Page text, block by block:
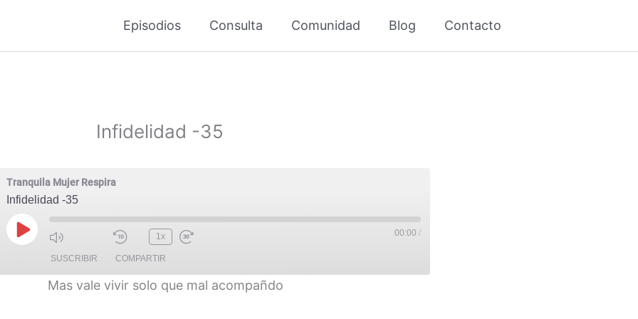
Episodios Consulta Comunidad Blog Contacto
Infidelidad -35
Tranquila Mujer Respira
Infidelidad -35
Reproducir
episodio
1x 00:00 /
SUSCRIBIR COMPARTIR